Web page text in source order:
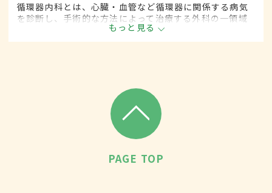
循環器内科とは、心臓・血管など循環器に関係する病気
を診断し、手術的な方法によって治療する外科の一領域
です。平成20年4月の制度改正前は、循環器科と呼ばれ
ていました。
もっと見る
PAGE TOP